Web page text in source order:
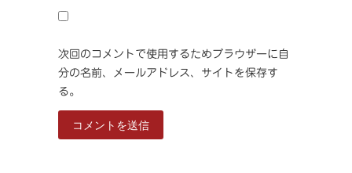
次回のコメントで使用するためブラウザーに自
分の名前、メールアドレス、サイトを保存す
る。